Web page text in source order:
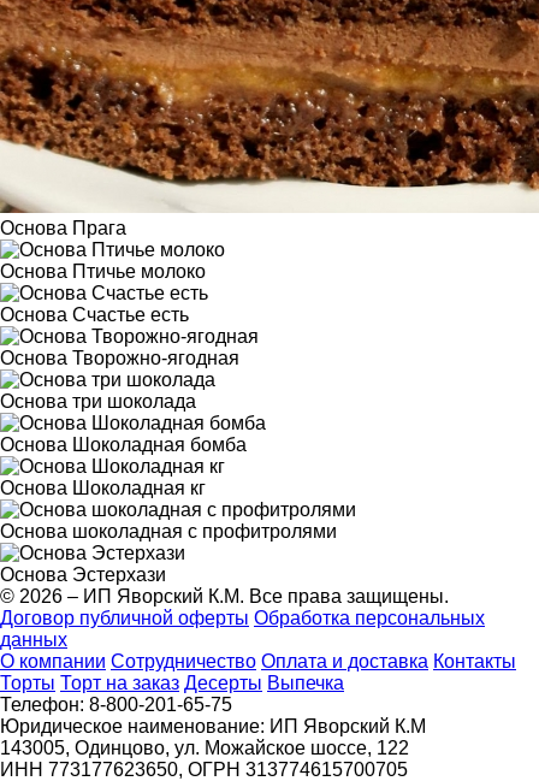
Основа Прага
Основа Птичье молоко
Основа Счастье есть
Основа Творожно-ягодная
Основа три шоколада
Основа Шоколадная бомба
Основа Шоколадная кг
Основа шоколадная с профитролями
Основа Эстерхази
© 2026 – ИП Яворский К.М. Все права защищены.
Договор публичной оферты Обработка персональных
данных
О компании Сотрудничество Оплата и доставка Контакты
Торты Торт на заказ Десерты Выпечка
Телефон: 8-800-201-65-75
Юридическое наименование: ИП Яворский К.М
143005, Одинцово, ул. Можайское шоссе, 122
ИНН 773177623650, ОГРН 313774615700705